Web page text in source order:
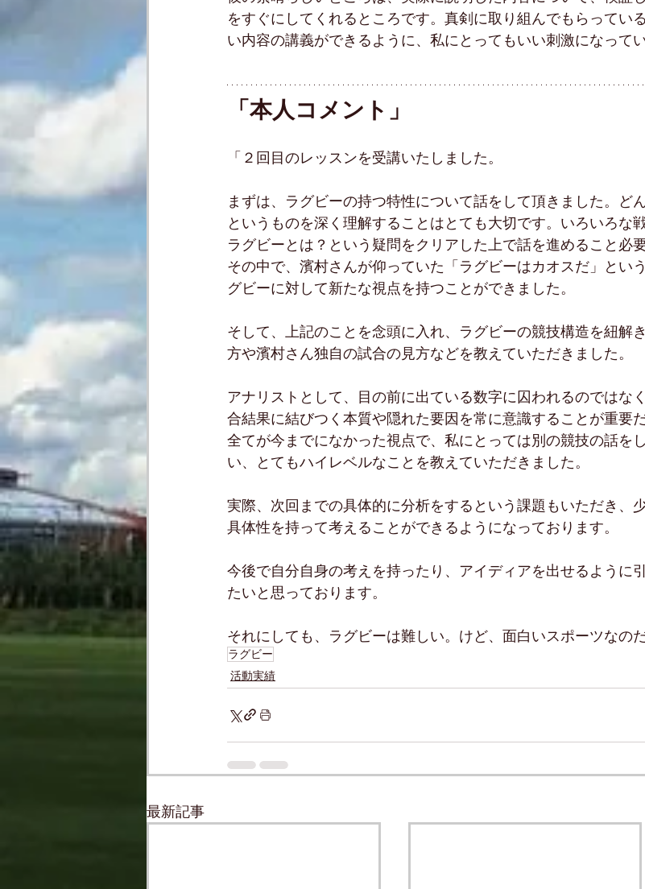
をすぐにしてくれるところです。真剣に取り組んでもらってい
い内容の講義ができるように、私にとってもいい刺激になってい
「本人コメント」
「２回目のレッスンを受講いたしました。
まずは、ラグビーの持つ特性について話をして頂きました。ど
というものを深く理解することはとても大切です。いろいろな
ラグビーとは？という疑問をクリアした上で話を進めること必要
その中で、濱村さんが仰っていた「ラグビーはカオスだ」とい
グビーに対して新たな視点を持つことができました。
そして、上記のことを念頭に入れ、ラグビーの競技構造を紐解
方や濱村さん独自の試合の見方などを教えていただきました。
アナリストとして、目の前に出ている数字に囚われるのではな
合結果に結びつく本質や隠れた要因を常に意識することが重要
全てが今までになかった視点で、私にとっては別の競技の話を
い、とてもハイレベルなことを教えていただきました。
実際、次回までの具体的に分析をするという課題もいただき、
具体性を持って考えることができるようになっております。
今後で自分自身の考えを持ったり、アイディアを出せるように
たいと思っております。
それにしても、ラグビーは難しい。けど、面白いスポーツなの
ラグビー
活動実績
最新記事